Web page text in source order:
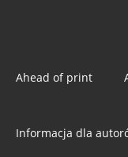
Ahead of print
Informacja dla
AutorJan
ODKRYCIA